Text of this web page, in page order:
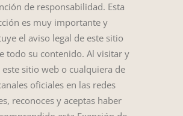
de responsabilidad. Esta
es muy importante y
el aviso legal de este sitio
todo su contenido. Al visitar y
sitio web o cualquiera de
oficiales en las redes
reconoces y aceptas haber